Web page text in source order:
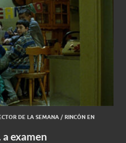
DE LA SEMANA / RINCÓN EN
examen